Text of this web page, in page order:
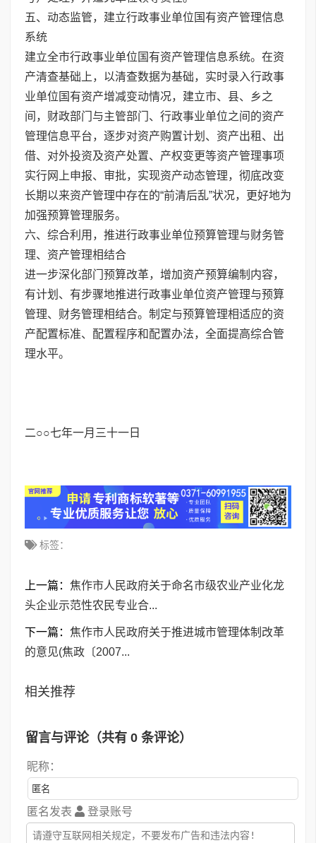
五、动态监管，建立行政事业单位国有资产管理信息
系统
建立全市行政事业单位国有资产管理信息系统。在资
产清查基础上，以清查数据为基础，实时录入行政事
业单位国有资产增减变动情况，建立市、县、乡之
间，财政部门与主管部门、行政事业单位之间的资产
管理信息平台，逐步对资产购置计划、资产出租、出
借、对外投资及资产处置、产权变更等资产管理事项
实行网上申报、审批，实现资产动态管理，彻底改变
长期以来资产管理中存在的“前清后乱”状况，更好地为
加强预算管理服务。
六、综合利用，推进行政事业单位预算管理与财务管
理、资产管理相结合
进一步深化部门预算改革，增加资产预算编制内容，
有计划、有步骤地推进行政事业单位资产管理与预算
管理、财务管理相结合。制定与预算管理相适应的资
产配置标准、配置程序和配置办法，全面提高综合管
理水平。
二○○七年一月三十一日
标签：
上一篇： 焦作市人民政府关于命名市级农业产业化龙
头企业示范性农民专业合...
下一篇： 焦作市人民政府关于推进城市管理体制改革
的意见(焦政〔2007...
相关推荐
留言与评论（共有 0 条评论）
昵称：
匿名发表 登录账号